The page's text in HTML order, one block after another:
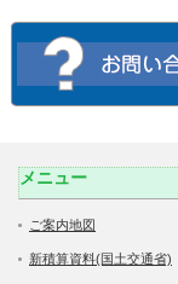
メニュー
ご案内地図
新積算資料(国土交通省)